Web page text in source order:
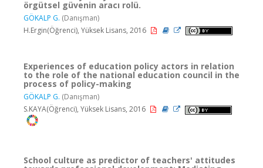
örgütsel güvenin aracı rolü.
GÖKALP G. (Danışman)
H.Ergin(Öğrenci), Yüksek Lisans, 2016
Experiences of education policy actors in relation
to the role of the national education council in the
process of policy-making
GÖKALP G. (Danışman)
S.KAYA(Öğrenci), Yüksek Lisans, 2016
School culture as predictor of teachers' attitudes